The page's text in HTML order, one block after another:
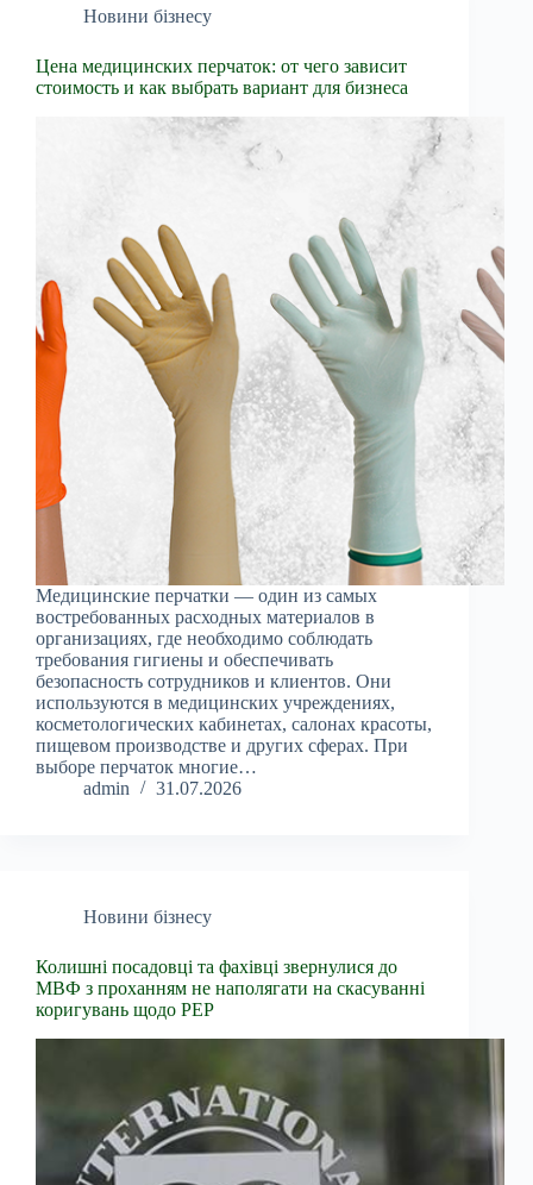
Новини бізнесу
Цена медицинских перчаток: от чего зависит
стоимость и как выбрать вариант для бизнеса
Медицинские перчатки — один из самых
востребованных расходных материалов в
организациях, где необходимо соблюдать
требования гигиены и обеспечивать
безопасность сотрудников и клиентов. Они
используются в медицинских учреждениях,
косметологических кабинетах, салонах красоты,
пищевом производстве и других сферах. При
выборе перчаток многие…
admin
31.07.2026
Новини бізнесу
Колишні посадовці та фахівці звернулися до
МВФ з проханням не наполягати на скасуванні
коригувань щодо PEP